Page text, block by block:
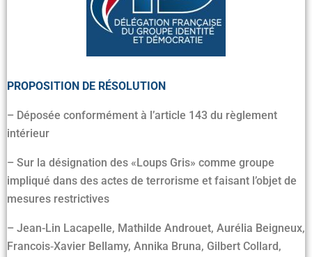
PROPOSITION DE RÉSOLUTION
– Déposée conformément à l’article 143 du règlement
intérieur
– Sur la désignation des «Loups Gris» comme groupe
impliqué dans des actes de terrorisme et faisant l’objet de
mesures restrictives
– Jean-Lin Lacapelle, Mathilde Androuet, Aurélia Beigneux,
Francois‑Xavier Bellamy, Annika Bruna, Gilbert Collard,